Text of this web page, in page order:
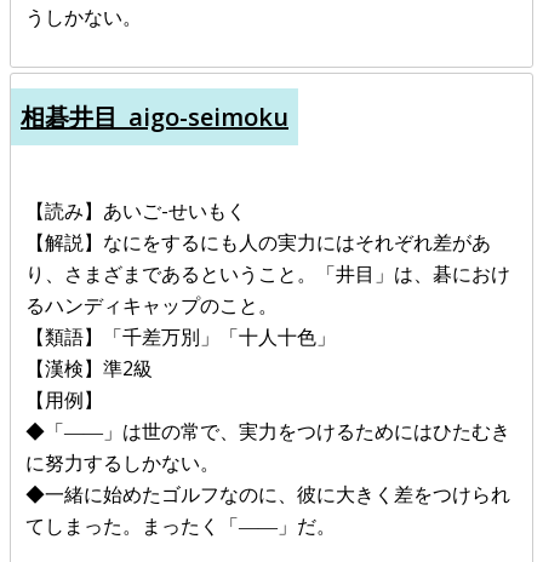
うしかない。
相碁井目_aigo-seimoku
【読み】あいご-せいもく
【解説】なにをするにも人の実力にはそれぞれ差があ
り、さまざまであるということ。「井目」は、碁におけ
るハンディキャップのこと。
【類語】「千差万別」「十人十色」
【漢検】準2級
【用例】
◆「――」は世の常で、実力をつけるためにはひたむき
に努力するしかない。
◆一緒に始めたゴルフなのに、彼に大きく差をつけられ
てしまった。まったく「――」だ。